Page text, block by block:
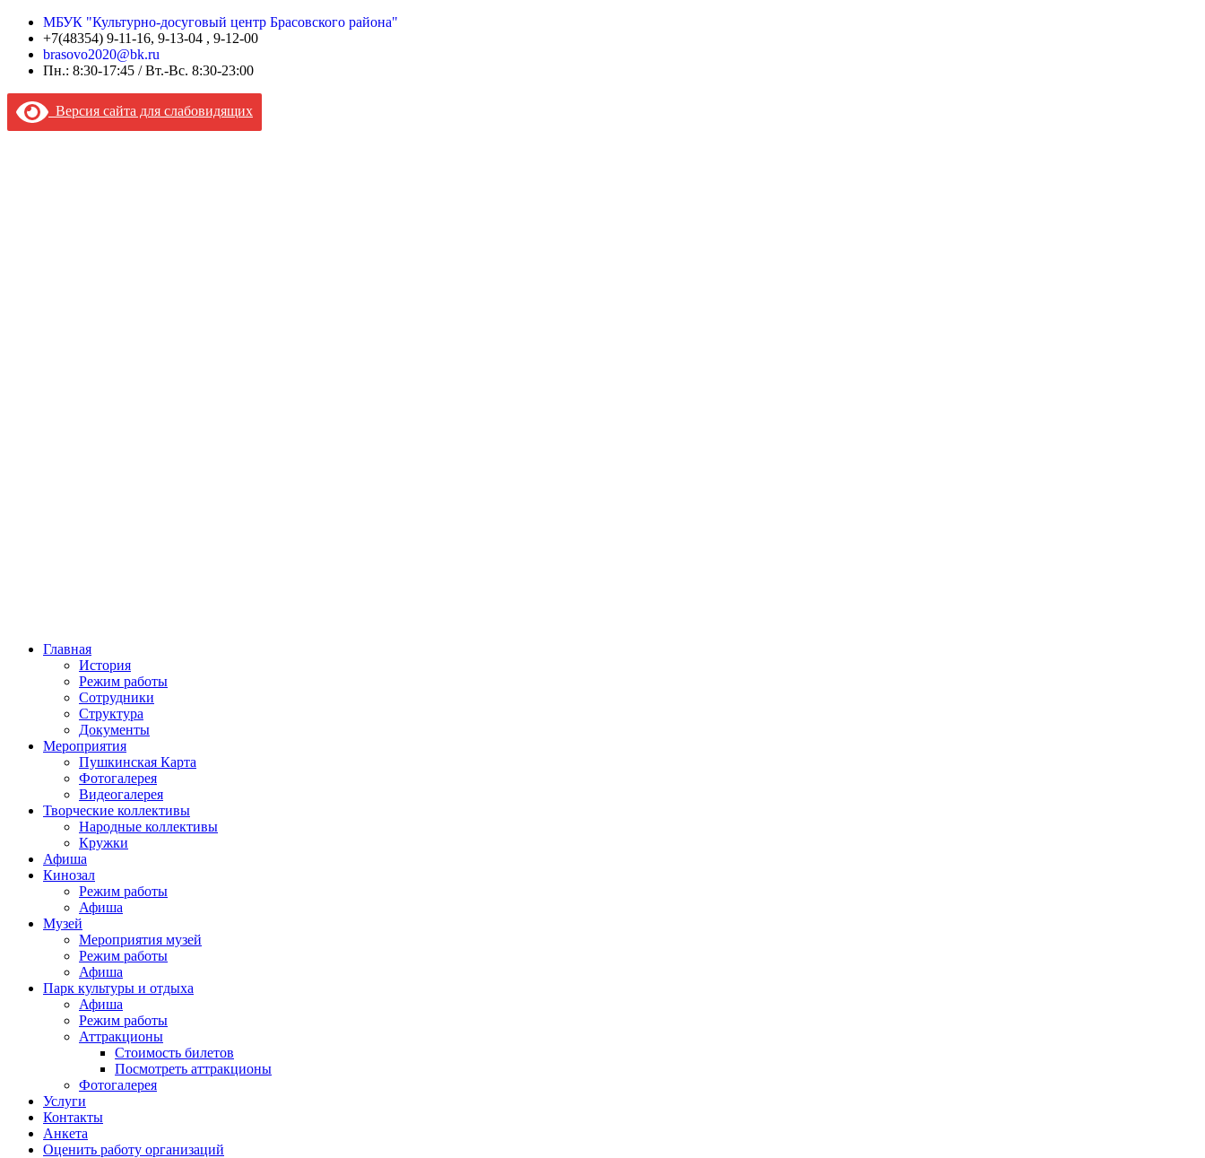
МБУК "Культурно-досуговый центр Брасовского района"
+7(48354) 9-11-16, 9-13-04 , 9-12-00
brasovo2020@bk.ru
Пн.: 8:30-17:45 / Вт.-Вс. 8:30-23:00
Версия сайта для слабовидящих
Главная
История
Режим работы
Сотрудники
Структура
Документы
Мероприятия
Пушкинская Карта
Фотогалерея
Видеогалерея
Творческие коллективы
Народные коллективы
Кружки
Афиша
Кинозал
Режим работы
Афиша
Музей
Мероприятия музей
Режим работы
Афиша
Парк культуры и отдыха
Афиша
Режим работы
Аттракционы
Стоимость билетов
Посмотреть аттракционы
Фотогалерея
Услуги
Контакты
Анкета
Оценить работу организаций